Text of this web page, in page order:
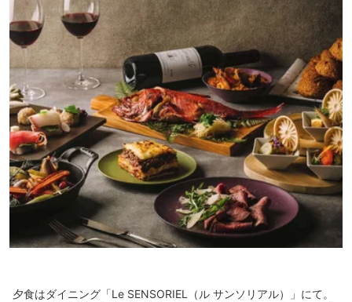
夕食はダイニング「Le SENSORIEL（ル サンソリアル）」にて。